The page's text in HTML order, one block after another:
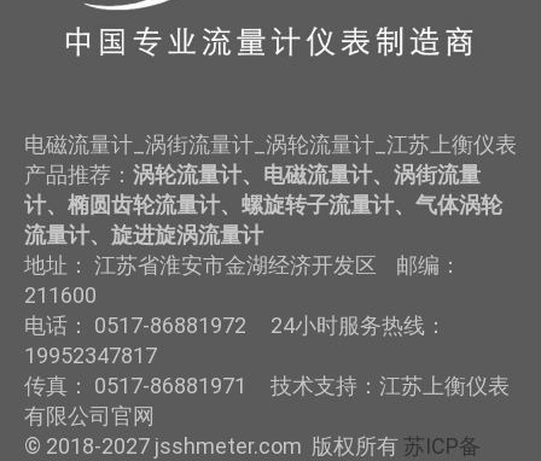
电磁流量计_涡街流量计_涡轮流量计_江苏上衡仪表
产品推荐： 涡轮流量计、电磁流量计、涡街流量
计、椭圆齿轮流量计、螺旋转子流量计、气体涡轮
流量计、旋进旋涡流量计
地址： 江苏省淮安市金湖经济开发区 邮编：
211600
电话： 0517-86881972 24小时服务热线：
19952347817
传真： 0517-86881971 技术支持：江苏上衡仪表
有限公司官网
© 2018-2027 jsshmeter.com 版权所有 苏ICP备